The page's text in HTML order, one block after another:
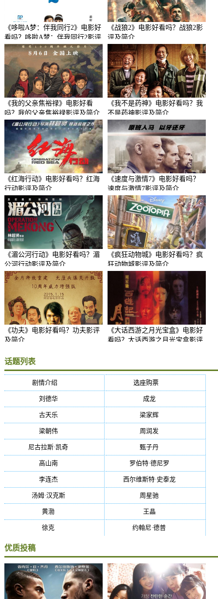
《哆啦A梦：伴我同行2》电影好
看吗？哆啦A梦：伴我同行2影评
及简介
《战狼2》电影好看吗？战狼2影
评及简介
《我的父亲焦裕禄》电影好看
吗？我的父亲焦裕禄影评及简介
《我不是药神》电影好看吗？我
不是药神影评及简介
《红海行动》电影好看吗？红海
行动影评及简介
《速度与激情7》电影好看吗？
速度与激情7影评及简介
《湄公河行动》电影好看吗？湄
公河行动影评及简介
《疯狂动物城》电影好看吗？疯
狂动物城影评及简介
《功夫》电影好看吗？功夫影评
及简介
《大话西游之月光宝盒》电影好
看吗？大话西游之月光宝盒影评
话题列表
剧情介绍 选座购票(5384)
刘德华(50) 成龙(46)
古天乐 梁家辉
梁朝伟(37) 周润发
尼古拉斯·凯奇 甄子丹
高山南(33) 罗伯特·德尼罗
李连杰(29) 西尔维斯特·史泰龙(29)
汤姆·汉克斯(27) 周星驰
黄渤 王晶
徐克 约翰尼·德普
优质投稿